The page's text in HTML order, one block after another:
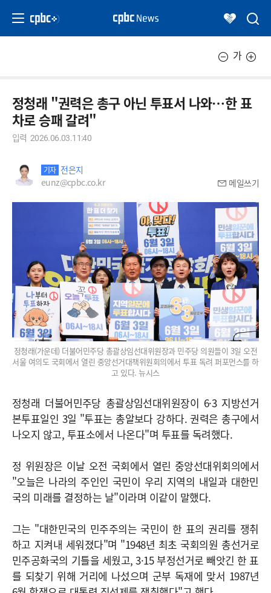
가
정청래 "권력은 총구 아닌 투표서 나와…한 표
차로 승패 갈려"
입력 2026.06.03.11:40
기자 전은지
eunz@cpbc.co.kr
메일쓰기
정청래(가운데) 더불어민주당 총괄상임선대위원장과 민주당 의원들이 3일 오전
서울 여의도 국회에서 열린 중앙선거대책위원회의에서 투표 독려 퍼포먼스를 하
고 있다. 뉴시스
정청래 더불어민주당 총괄상임선대위원장이 6·3 지방선거
본투표일인 3일 "투표는 총알보다 강하다. 권력은 총구에서
나오지 않고, 투표소에서 나온다"며 투표를 독려했다.
정 위원장은 이날 오전 국회에서 열린 중앙선대위회의에서
"오늘은 나라의 주인인 국민이 우리 지역의 내일과 대한민
국의 미래를 결정하는 날"이라며 이같이 말했다.
그는 "대한민국의 민주주의는 국민이 한 표의 권리를 쟁취
하고 지켜내 세워졌다"며 "1948년 최초 국회의원 총선거로
민주공화국의 기틀을 세웠고, 3·15 부정선거로 빼앗긴 한 표
를 되찾기 위해 거리에 나섰으며 군부 독재에 맞서 1987년